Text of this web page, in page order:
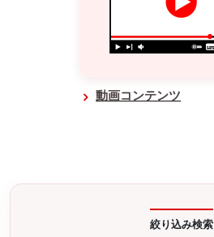
動画コンテンツ
絞り込み検索